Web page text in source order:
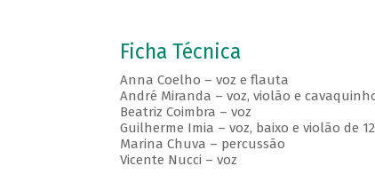
Ficha Técnica
Anna Coelho – voz e flauta
André Miranda – voz, violão e
Beatriz Coimbra – voz
Guilherme Imia – voz, baixo e violão de
Marina Chuva – percussão
Vicente Nucci – voz